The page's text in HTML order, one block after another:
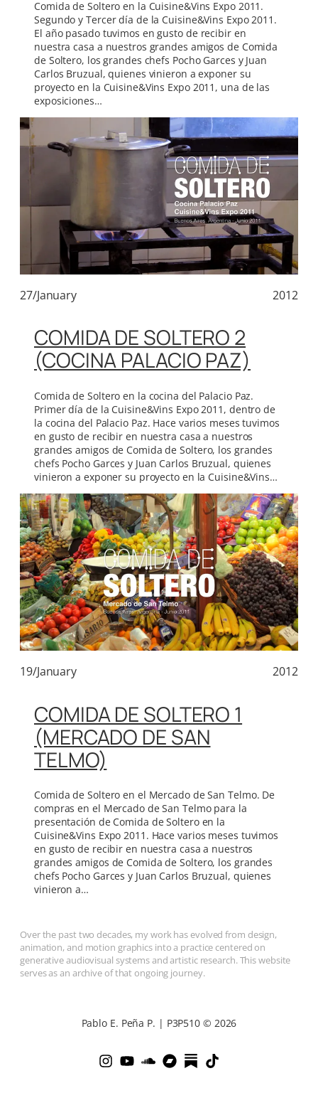
Comida de Soltero en la Cuisine&Vins Expo 2011.
Segundo y Tercer día de la Cuisine&Vins Expo 2011.
El año pasado tuvimos en gusto de recibir en
nuestra casa a nuestros grandes amigos de Comida
de Soltero, los grandes chefs Pocho Garces y Juan
Carlos Bruzual, quienes vinieron a exponer su
proyecto en la Cuisine&Vins Expo 2011, una de las
exposiciones…
27/January 2012
COMIDA DE SOLTERO 2
(COCINA PALACIO PAZ)
Comida de Soltero en la cocina del Palacio Paz.
Primer día de la Cuisine&Vins Expo 2011, dentro de
la cocina del Palacio Paz. Hace varios meses tuvimos
en gusto de recibir en nuestra casa a nuestros
grandes amigos de Comida de Soltero, los grandes
chefs Pocho Garces y Juan Carlos Bruzual, quienes
vinieron a exponer su proyecto en la Cuisine&Vins…
19/January 2012
COMIDA DE SOLTERO 1
(MERCADO DE SAN
TELMO)
Comida de Soltero en el Mercado de San Telmo. De
compras en el Mercado de San Telmo para la
presentación de Comida de Soltero en la
Cuisine&Vins Expo 2011. Hace varios meses tuvimos
en gusto de recibir en nuestra casa a nuestros
grandes amigos de Comida de Soltero, los grandes
chefs Pocho Garces y Juan Carlos Bruzual, quienes
vinieron a…
Over the past two decades, my work has evolved from design,
animation, and motion graphics into a practice centered on
generative audiovisual systems and artistic research. This website
serves as an archive of that ongoing journey.
Pablo E. Peña P. | P3P510 © 2026